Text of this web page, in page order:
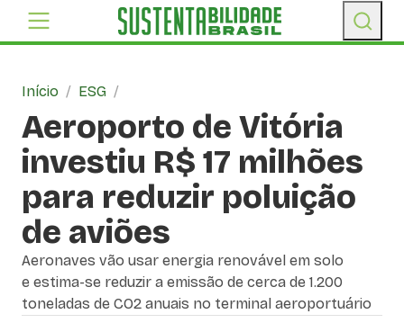
Início / ESG /
Aeroporto de Vitória
investiu R$ 17 milhões
para reduzir poluição
de aviões
Aeronaves vão usar energia renovável em solo
e estima-se reduzir a emissão de cerca de 1.200
toneladas de CO2 anuais no terminal aeroportuário